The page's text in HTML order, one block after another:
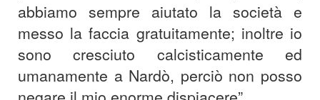
abbiamo sempre aiutato la società e
messo la faccia gratuitamente; inoltre io
sono cresciuto calcisticamente ed
umanamente a Nardò, perciò non posso